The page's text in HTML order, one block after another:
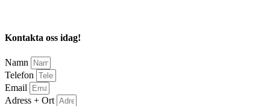
Kontakta oss idag!
Namn
Telefon
Email
Adress + Ort